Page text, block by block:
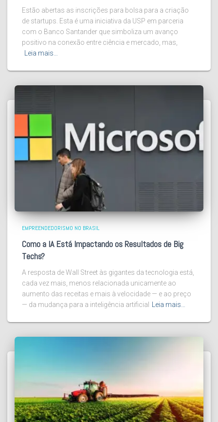
Estão abertas as inscrições para bolsa para a criação
de startups. Esta é uma iniciativa da USP em parceria
com o Banco Santander que simboliza um avanço
positivo na conexão entre ciência e mercado, mas,
Leia mais…
EMPREENDEDORISMO NO BRASIL
Como a IA Está Impactando os Resultados de Big
Techs?
A resposta de Wall Street às gigantes da tecnologia está,
cada vez mais, menos relacionada unicamente ao
aumento das receitas e mais à velocidade — e ao preço
— da mudança para a inteligência artificial Leia mais…